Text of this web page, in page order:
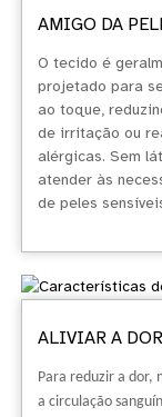
AMIGO DA
O tecido é
projetado para
ao toque,
de irritação ou
alérgicas. Sem
atender às
de peles
ALIVIAR A DOR
Para reduzir a dor,
a circulação